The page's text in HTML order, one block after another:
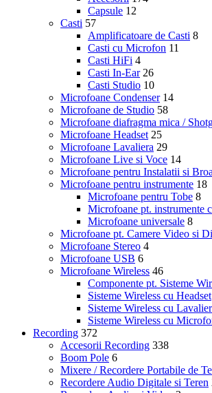
Capsule 12
Casti 57
Amplificatoare de Casti 8
Casti cu Microfon 11
Casti HiFi 4
Casti In-Ear 26
Casti Studio 10
Microfoane Condenser 14
Microfoane de Studio 58
Microfoane diafragma mica /
Microfoane Headset 25
Microfoane Lavaliera 29
Microfoane Live si Voce 14
Microfoane pentru Instalatii si
Microfoane pentru instrumente 18
Microfoane pentru Tobe 8
Microfoane pt. instrumente
Microfoane universale 8
Microfoane pt. Camere Video si
Microfoane Stereo 4
Microfoane USB 6
Microfoane Wireless 46
Componente pt. Sisteme
Sisteme Wireless cu Headset
Sisteme Wireless cu
Sisteme Wireless cu
Recording 372
Accesorii Recording 338
Boom Pole 6
Mixere / Recordere Portabile de
Recordere Audio Digitale si Teren